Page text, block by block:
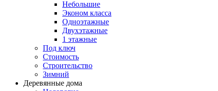
Небольшие
Эконом класса
Одноэтажные
Двухэтажные
1 этажные
Под ключ
Стоимость
Строительство
Зимний
Деревянные дома